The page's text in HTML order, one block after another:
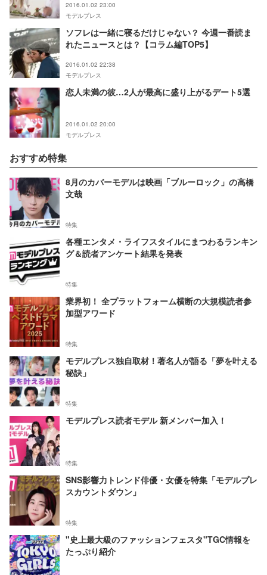
2016.01.02 23:00
モデルプレス
ソフレは一緒に寝るだけじゃない？ 今週一番読ま
れたニュースとは？【コラム編TOP5】
2016.01.02 22:38
モデルプレス
恋人未満の彼…2人が最高に盛り上がるデート5選
2016.01.02 20:00
モデルプレス
おすすめ特集
8月のカバーモデルは映画「ブルーロック」の高橋
文哉
特集
各種エンタメ・ライフスタイルにまつわるランキン
グ＆読者アンケート結果を発表
特集
業界初！ 全プラットフォーム横断の大規模読者参
加型アワード
特集
モデルプレス独自取材！著名人が語る「夢を叶える
秘訣」
特集
モデルプレス読者モデル 新メンバー加入！
特集
SNS影響力トレンド俳優・女優を特集「モデルプレ
スカウントダウン」
特集
"史上最大級のファッションフェスタ"TGC情報を
たっぷり紹介